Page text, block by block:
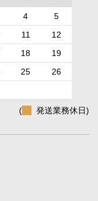
4
5
11
12
18
19
25
26
( 発送業務休日)